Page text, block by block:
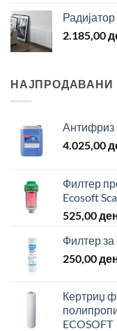
2.185,00
НАЈПРОДАВАНИ
Антифриз
4.025,00
Филтер
Ecosoft
525,00
Филтер за
250,00
Кертриџ
ECOSOFT